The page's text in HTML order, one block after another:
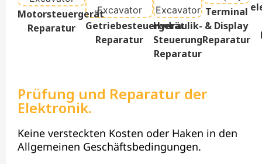
Motorsteuergerät
Reparatur
Getriebesteuergerät
Reparatur
Hydraulik-
Steuerung
Reparatur
Terminal
& Display
Reparatur
Prüfung und Reparatur der
Elektronik.
Keine versteckten Kosten oder Haken in den
Allgemeinen Geschäftsbedingungen.